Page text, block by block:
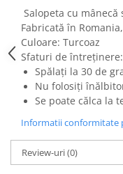
Salopeta cu
Fabricată în
Culoare: Turcoaz
Sfaturi de întreținere:
Spălați la 30 de
Nu folosiți
Se poate călca la
Informatii conformitate
Review-uri(0)